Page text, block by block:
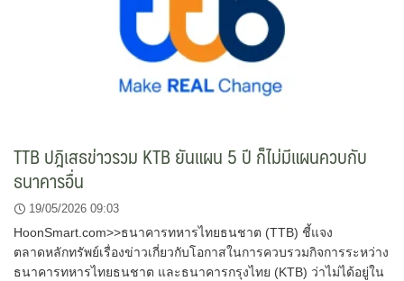
TTB ปฎิเสธข่าวรวม KTB ยันแผน 5 ปี ก็ไม่มีแผนควบกับ
ธนาคารอื่น
19/05/2026 09:03
HoonSmart.com>>ธนาคารทหารไทยธนชาต (TTB) ชี้แจง
ตลาดหลักทรัพย์เรื่องข่าวเกี่ยวกับโอกาสในการควบรวมกิจการระหว่าง
ธนาคารทหารไทยธนชาต และธนาคารกรุงไทย (KTB) ว่าไม่ได้อยู่ใน